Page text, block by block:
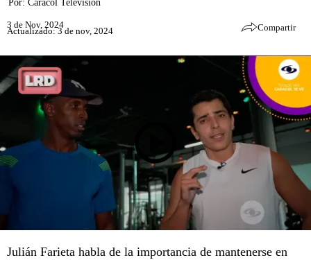
Por: Caracol Televisión
3 de Nov, 2024
Actualizado: 3 de nov, 2024 Compartir
Julián Farieta habla de la importancia de mantenerse en